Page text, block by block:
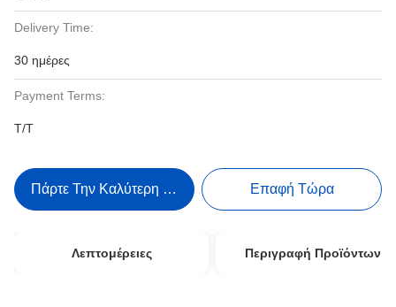
Delivery Time:
30 ημέρες
Payment Terms:
Τ/Τ
Πάρτε Την Καλύτερη Τιμή Επαφή Τώρα
Λεπτομέρειες Περιγραφή Προϊόντων